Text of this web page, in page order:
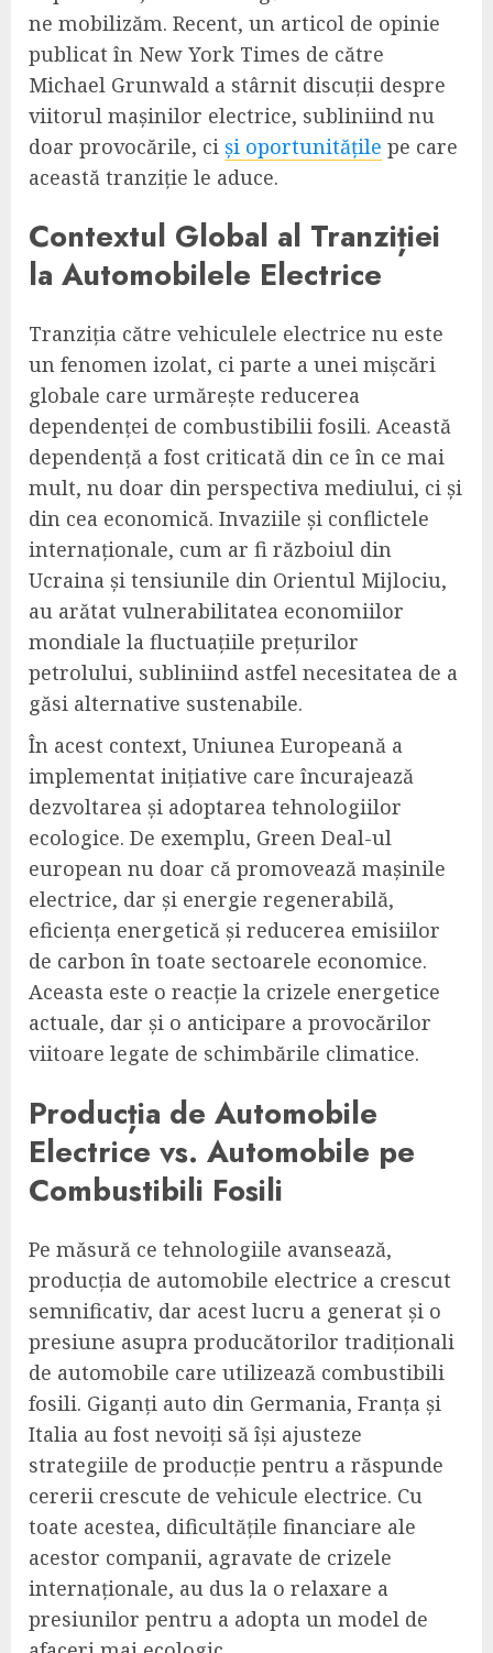
ne mobilizăm. Recent, un articol de opinie
publicat în New York Times de către
Michael Grunwald a stârnit discuții despre
viitorul mașinilor electrice, subliniind nu
doar provocările, ci și oportunitățile pe care
această tranziție le aduce.
Contextul Global al Tranziției
la Automobilele Electrice
Tranziția către vehiculele electrice nu este
un fenomen izolat, ci parte a unei mișcări
globale care urmărește reducerea
dependenței de combustibilii fosili. Această
dependență a fost criticată din ce în ce mai
mult, nu doar din perspectiva mediului, ci și
din cea economică. Invaziile și conflictele
internaționale, cum ar fi războiul din
Ucraina și tensiunile din Orientul Mijlociu,
au arătat vulnerabilitatea economiilor
mondiale la fluctuațiile prețurilor
petrolului, subliniind astfel necesitatea de a
găsi alternative sustenabile.
În acest context, Uniunea Europeană a
implementat inițiative care încurajează
dezvoltarea și adoptarea tehnologiilor
ecologice. De exemplu, Green Deal-ul
european nu doar că promovează mașinile
electrice, dar și energie regenerabilă,
eficiența energetică și reducerea emisiilor
de carbon în toate sectoarele economice.
Aceasta este o reacție la crizele energetice
actuale, dar și o anticipare a provocărilor
viitoare legate de schimbările climatice.
Producția de Automobile
Electrice vs. Automobile pe
Combustibili Fosili
Pe măsură ce tehnologiile avansează,
producția de automobile electrice a crescut
semnificativ, dar acest lucru a generat și o
presiune asupra producătorilor tradiționali
de automobile care utilizează combustibili
fosili. Giganți auto din Germania, Franța și
Italia au fost nevoiți să își ajusteze
strategiile de producție pentru a răspunde
cererii crescute de vehicule electrice. Cu
toate acestea, dificultățile financiare ale
acestor companii, agravate de crizele
internaționale, au dus la o relaxare a
presiunilor pentru a adopta un model de